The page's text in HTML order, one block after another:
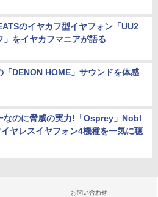
のイヤカフ型イヤフォン「UU2
」をイヤカフマニアが語る
「DENON HOME」サウンドを体感
なのに脅威の実力!「Osprey」Nobl
ヤレスイヤフォン4機種を一気に聴
お問い合わせ